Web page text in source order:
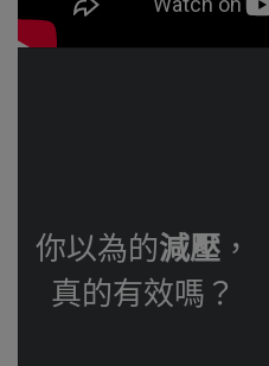
你以為的減壓 ，
真的有效嗎？